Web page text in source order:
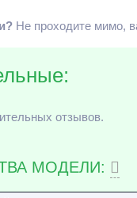
Не проходите мимо,
отзывов.
МОДЕЛИ: